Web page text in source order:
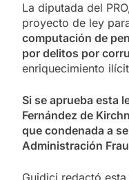
La diputada del
proyecto de ley
computación de
por delitos por
enriquecimiento
Si se aprueba esta
Fernández de
que condenada a
Administración